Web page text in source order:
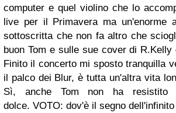
computer e quel violino che lo
live per il Primavera ma un'enorme
sottoscritta che non fa altro che
buon Tom e sulle sue cover di
Finito il concerto mi sposto tranquilla
il palco dei Blur, è tutta un'altra vita
Sì, anche Tom non ha resistito
dolce. VOTO: dov'è il segno